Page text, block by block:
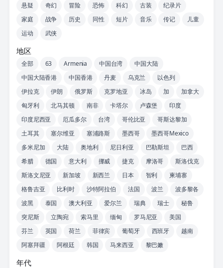
悬疑
奇幻 冒险 恐怖 科幻 古装
纪录片
家庭
战争 历史 同性 短片 音乐 传记
儿童
运动
武侠
地区
全部 63 Armenia 中国台湾
中国大陆
中国大陆香港
中国香港 丹麦 乌克兰
以色列
伊拉克
伊朗 俄罗斯 克罗地亚 冰岛 加
加拿大
匈牙利
北马其顿 南非 卡塔尔 卢森堡
印度
印度尼西亚
厄瓜多尔 台湾 哥伦比亚
哥斯达黎加
土耳其
塞尔维亚 塞浦路斯 墨西哥
墨西哥Mexico
多米尼加
大陆 奥地利 尼日利亚 巴勒斯坦
巴西
希腊
德国 意大利 挪威 捷克 摩洛哥
斯洛伐克
斯洛文尼亚
新加坡 新西兰 日本 智利
柬埔寨
格鲁吉亚
比利时 沙特阿拉伯 法国 波兰
波多黎各
波黑
泰国 澳大利亚 爱尔兰 瑞典 瑞士
秘鲁
突尼斯
立陶宛 索马里 缅甸 罗马尼亚
美国
芬兰
英国 荷兰 菲律宾 葡萄牙 西班牙
越南
阿塞拜疆
阿根廷 韩国 马来西亚 黎巴嫩
年代